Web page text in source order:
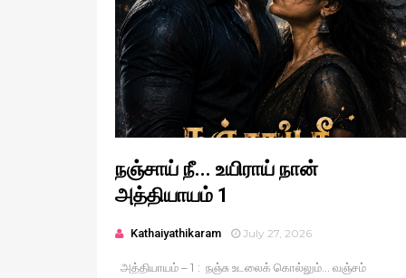
நஞ்சாய் நீ... உயிராய் நான்
அத்தியாயம் 1
Kathaiyathikaram July 27, 2026
அத்தியாயம் – 1 : நஞ்சு உடலைக் கொல்லும்... வஞ்சம்